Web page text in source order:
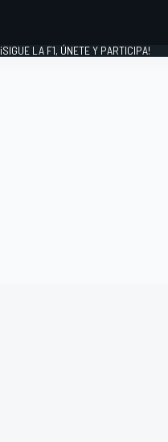
¡SIGUE LA F1, ÚNETE Y PARTICIPA!